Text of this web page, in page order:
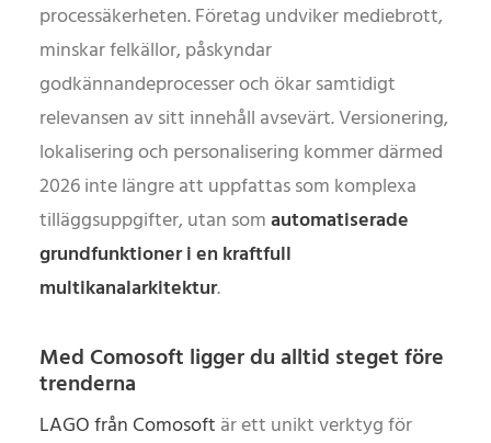
processäkerheten. Företag undviker mediebrott,
minskar felkällor, påskyndar
godkännandeprocesser och ökar samtidigt
relevansen av sitt innehåll avsevärt. Versionering,
lokalisering och personalisering kommer därmed
2026 inte längre att uppfattas som komplexa
tilläggsuppgifter, utan somautomatiserade
grundfunktioner i en kraftfull
multikanalarkitektur.
Med Comosoft ligger du alltid steget före
trenderna
LAGO från Comosoft är ett unikt verktyg för